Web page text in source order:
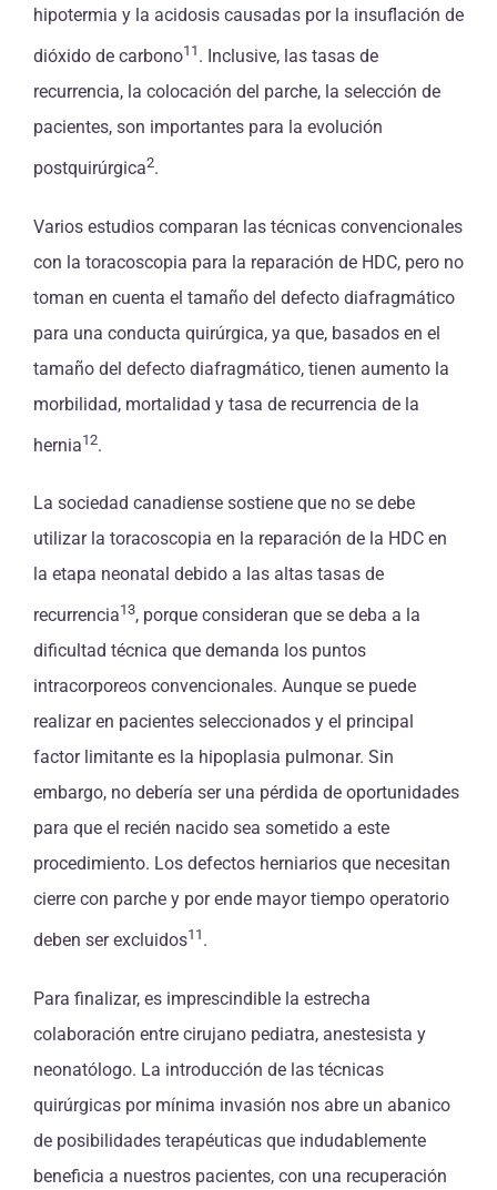
hipotermia y la acidosis causadas por la insuflación de
dióxido de carbono11 . Inclusive, las tasas de
recurrencia, la colocación del parche, la selección de
pacientes, son importantes para la evolución
postquirúrgica2.
Varios estudios comparan las técnicas convencionales
con la toracoscopia para la reparación de HDC, pero no
toman en cuenta el tamaño del defecto diafragmático
para una conducta quirúrgica, ya que, basados en el
tamaño del defecto diafragmático, tienen aumento la
morbilidad, mortalidad y tasa de recurrencia de la
hernia12.
La sociedad canadiense sostiene que no se debe
utilizar la toracoscopia en la reparación de la HDC en
la etapa neonatal debido a las altas tasas de
recurrencia13, porque consideran que se deba a la
dificultad técnica que demanda los puntos
intracorporeos convencionales. Aunque se puede
realizar en pacientes seleccionados y el principal
factor limitante es la hipoplasia pulmonar. Sin
embargo, no debería ser una pérdida de oportunidades
para que el recién nacido sea sometido a este
procedimiento. Los defectos herniarios que necesitan
cierre con parche y por ende mayor tiempo operatorio
deben ser excluidos11 .
Para finalizar, es imprescindible la estrecha
colaboración entre cirujano pediatra, anestesista y
neonatólogo. La introducción de las técnicas
quirúrgicas por mínima invasión nos abre un abanico
de posibilidades terapéuticas que indudablemente
beneficia a nuestros pacientes, con una recuperación